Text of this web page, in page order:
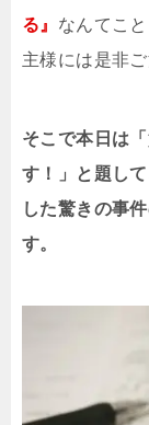
る』 なんてこ
主様には是非
そこで本日は「
す！」と題し
した驚きの事
す。